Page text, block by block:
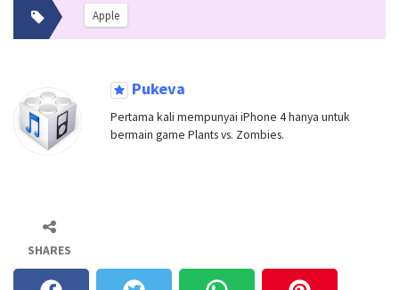
Apple
Pukeva
Pertama kali mempunyai iPhone 4 hanya untuk
bermain game Plants vs. Zombies.
SHARES